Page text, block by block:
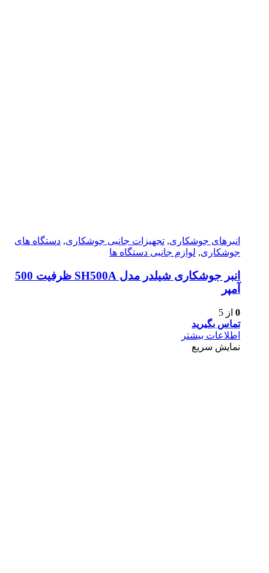
انبرهای جوشکاری, تجهیزات جانبی جوشکاری, دستگاه های
جوشکاری, لوازم جانبی دستگاه ها
انبر جوشکاری شیلدر مدل SH500A ظرفیت 500
آمپر
0 از 5
تماس بگیرید
اطلاعات بیشتر
نمایش سریع